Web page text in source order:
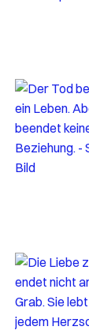
ist-die-
die-